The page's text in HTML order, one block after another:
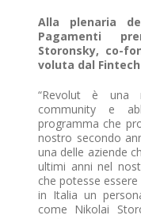
Alla plenaria
Pagamenti
Storonsky, co-
voluta dal
“Revolut è una
community e
programma che
nostro secondo
una delle aziende
ultimi anni nel
che potesse
in Italia un
come Nikolai